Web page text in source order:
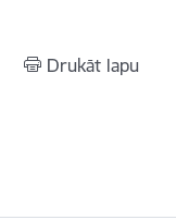
Drukāt lapu